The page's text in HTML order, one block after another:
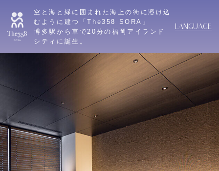
空と海と緑に囲まれた海上の街に溶け込
むように建つ「The358 SORA」
博多駅から車で20分の福岡アイランド
シティに誕生。
LANGUAGE